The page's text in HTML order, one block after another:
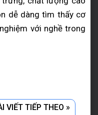
dễ dàng tìm thấy cơ
với nghề trong
VIẾT TIẾP THEO »